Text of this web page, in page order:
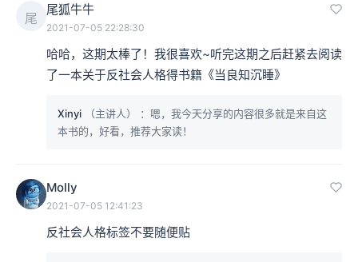
尾
尾狐牛牛
2021-07-05 22:28:30
哈哈，这期太棒了！我很喜欢~听完这期之后赶紧去阅读
了一本关于反社会人格得书籍《当良知沉睡》
Xinyi （主讲人）
：嗯，我今天分享的内容很多就是来自这
本书的，好看，推荐大家读！
Molly
2021-07-05 12:41:23
反社会人格标签不要随便贴